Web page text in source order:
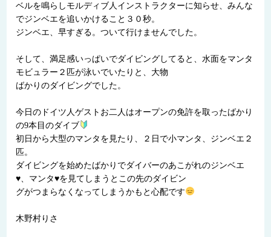
ベルを鳴らしモルディブ人インストラクターに知らせ、みんな
でジンベエを追いかけること３０秒。
ジンベエ、早すぎる。ついて行けませんでした。
そして、満足感いっぱいでダイビングしてると、水面をマンタ
モビュラー２匹が泳いでいたりと、大物
ばかりのダイビングでした。
今日のドイツ人ゲストお二人はオープンの免許を取ったばかり
の9本目のダイブ
初日から大型のマンタを見たり、２日で小マンタ、ジンベエ２
匹。
ダイビングを始めたばかりでダイバーのあこがれのジンベエ
♥、マンタ♥を見てしまうとこの先のダイビン
グがつまらなくなってしまうかもと心配です
木野村りさ